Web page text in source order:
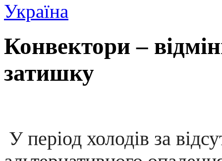
Україна
Конвектори –
затишку
У період холодів за